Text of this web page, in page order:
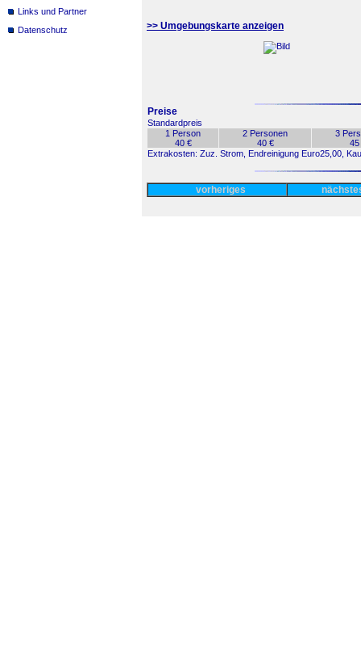
Links und Partner
Datenschutz
>> Umgebungskarte anzeigen
Preise
Standardpreis
1 Person
40 €
2 Personen
40 €
3
45
Extrakosten: Zuz. Strom, Endreinigung Euro25,00,
vorheriges